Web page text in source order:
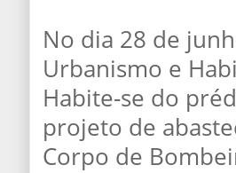
No dia 28 de
Urbanismo e
Habite-se do
projeto de
Corpo de